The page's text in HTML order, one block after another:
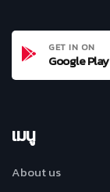
GET IN ON
Google Play
เมนู
About us